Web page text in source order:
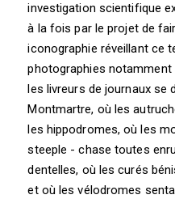
investigation scientifique
à la fois par le projet de
iconographie réveillant ce
photographies notamment
les livreurs de journaux se
Montmartre, où les
les hippodromes, où les
steeple - chase toutes
dentelles, où les curés
et où les vélodromes